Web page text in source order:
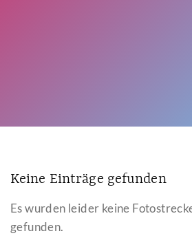
Keine Einträge gefunden
Es wurden leider keine
gefunden.